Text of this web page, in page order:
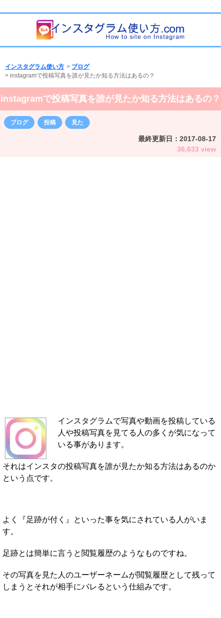
インスタグラム使い方 > ブログ
> instagramで投稿写真を誰が見たか知る方法はあるの？
instagramで投稿写真を誰が見たか知る方法はあるの？
ブログ 投稿 見た
最終更新日： 2017-08-17
36,633 view
インスタグラムで写真や動画を投稿している
人や投稿写真を見てる人の多くが気になって
いる事があります。
それはインスタの投稿写真を誰が見たか知る方法はあるのか
という点です。
よく『足跡が付く』といった事を気にされている人がいま
す。
足跡とは簡単に言うと閲覧履歴のようなものですね。
その写真を見た人のユーザーネームが閲覧履歴として残って
しまうとそれが相手にバレるという仕組みです。